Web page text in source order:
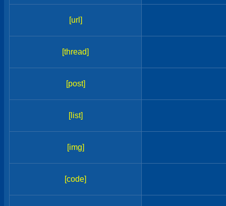
[url]
[thread]
[post]
[list]
[img]
[code]